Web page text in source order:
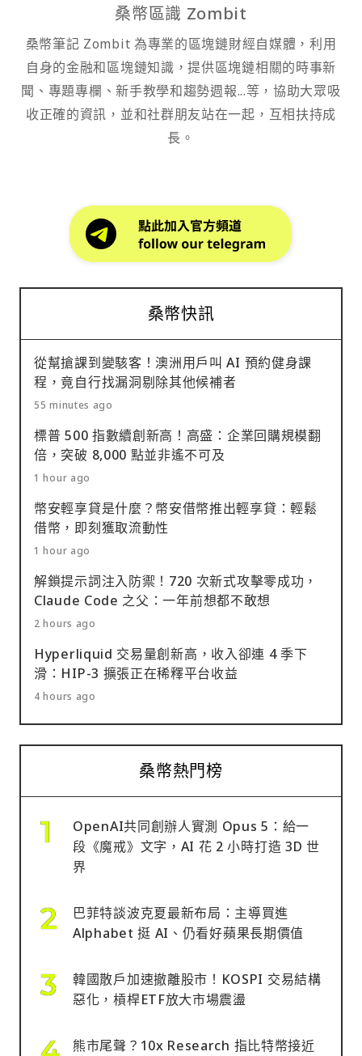
桑幣區識 Zombit
桑幣筆記 Zombit 為專業的區塊鏈財經自媒體，利用
自身的金融和區塊鏈知識，提供區塊鏈相關的時事新
聞、專題專欄、新手教學和趨勢週報...等，協助大眾吸
收正確的資訊，並和社群朋友站在一起，互相扶持成
長。
桑幣快訊
從幫搶課到變駭客！澳洲用戶叫 AI 預約健身課
程，竟自行找漏洞剔除其他候補者
55 minutes ago
標普 500 指數續創新高！高盛：企業回購規模翻
倍，突破 8,000 點並非遙不可及
1 hour ago
幣安輕享貸是什麼？幣安借幣推出輕享貸：輕鬆
借幣，即刻獲取流動性
1 hour ago
解鎖提示詞注入防禦！720 次新式攻擊零成功，
Claude Code 之父：一年前想都不敢想
2 hours ago
Hyperliquid 交易量創新高，收入卻連 4 季下
滑：HIP-3 擴張正在稀釋平台收益
4 hours ago
桑幣熱門榜
OpenAI共同創辦人實測 Opus 5：給一
段《魔戒》文字，AI 花 2 小時打造 3D 世
界
巴菲特談波克夏最新布局：主導買進
Alphabet 挺 AI、仍看好蘋果長期價值
韓國散戶加速撤離股市！KOSPI 交易結構
惡化，槓桿ETF放大市場震盪
熊市尾聲？10x Research 指比特幣接近